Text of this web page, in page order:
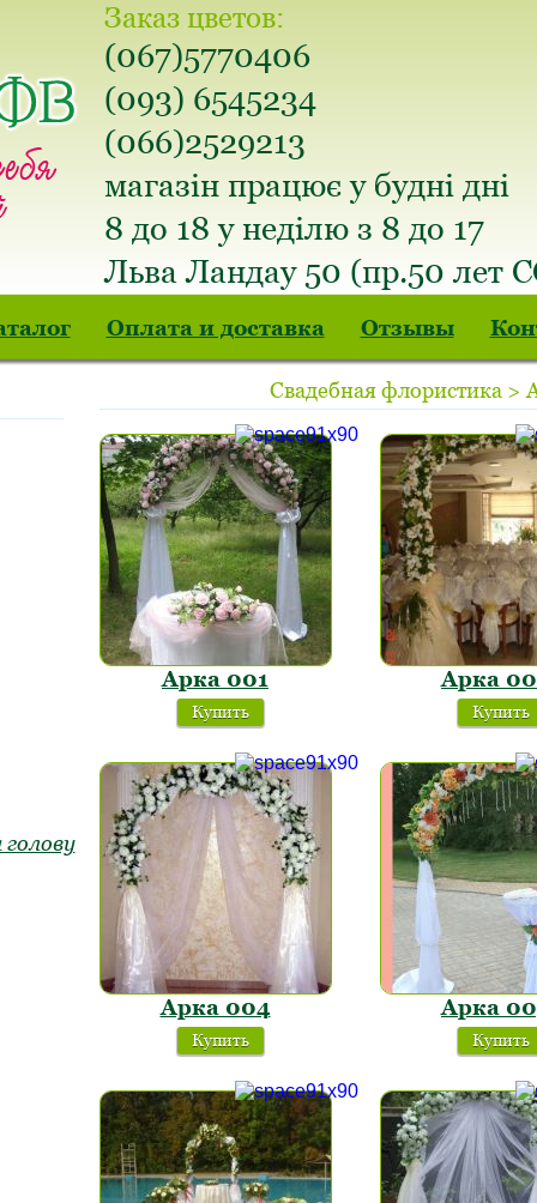
Заказ цветов:
(067)5770406
(093) 6545234
(066)2529213
магазін працює у будні дні
8 до 18 у неділю з 8 до 17
Льва Ландау 50 (пр.50 лет
Оплата и доставка Отзывы
Свадебная флористика >
Арка 001
Купить
Арка
Купить
Арка 004
Купить
Арка
Купить